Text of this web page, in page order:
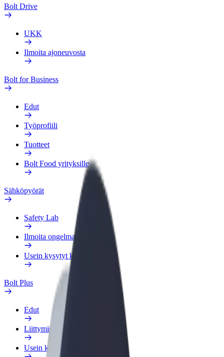
Bolt Drive
UKK
Ilmoita ajoneuvosta
Bolt for Business
Edut
Työprofiili
Tuotteet
Bolt Food yrityksille
Sähköpyörät
Safety Lab
Ilmoita ongelmasta
Usein kysytyt kysymykset
Bolt Plus
Edut
Liittymisohjeet
Usein kysytyt kysymykset